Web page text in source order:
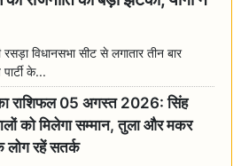
विधानसभा सीट से लगातार तीन बार
के...
राशिफल 05 अगस्त 2026: सिंह
को मिलेगा सम्मान, तुला और मकर
लोग रहें सतर्क